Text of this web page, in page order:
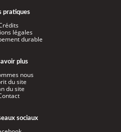
pratiques
légales
durable
plus
nous
du site
du site
sociaux